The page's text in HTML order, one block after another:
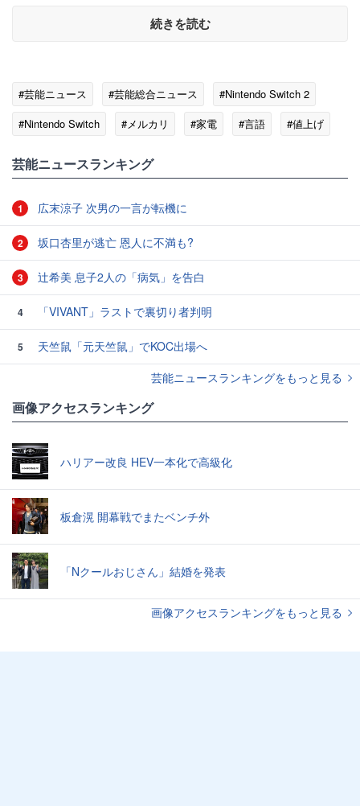
続きを読む
#芸能ニュース #芸能総合ニュース
#Nintendo Switch 2
#Nintendo Switch
#メルカリ #家電 #言語 #値上げ
芸能ニュースランキング
1 広末涼子 次男の一言が転機に
2 坂口杏里が逃亡 恩人に不満も?
3 辻希美 息子2人の「病気」を告白
4 「VIVANT」ラストで裏切り者判明
5
天竺鼠「元天竺鼠」でKOC出場へ
芸能ニュースランキングをもっと見る
画像アクセスランキング
ハリアー改良 HEV一本化で高級化
板倉滉 開幕戦でまたベンチ外
「Nクールおじさん」結婚を発表
画像アクセスランキングをもっと見る